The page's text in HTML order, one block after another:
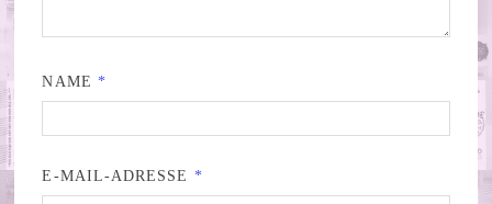
NAME *
E-MAIL-ADRESSE *